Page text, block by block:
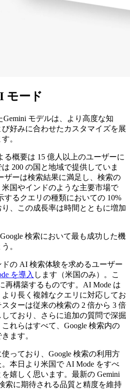
モード
Gemini モデルは、より高度な知
好みに合わせたカスタマイズを展
。
概要は 15 億人以上のユーザーに
200 の国と地域で提供していま
ザーは検索結果に満足し、検索の
国やインドのような主要市場で
するクエリの種類においての 10%
、この成長率は時間とともに増加
検索において最も成功した機
。
の AI 検索体験を求めるユーザー
を導入 します（米国のみ）。こ
再構築するものです。AI Mode は
り長く複雑なクエリに対応してお
ターは従来の検索の 2 倍から 3 倍
ており、さらに追加の質問で深掘
れらはすべて、Google 検索内の
ます。
っており、Google 検索の利用方
本日より米国で AI Mode をすべ
嬉しく思います。最新の Gemini
索に期待される品質と精度を維持